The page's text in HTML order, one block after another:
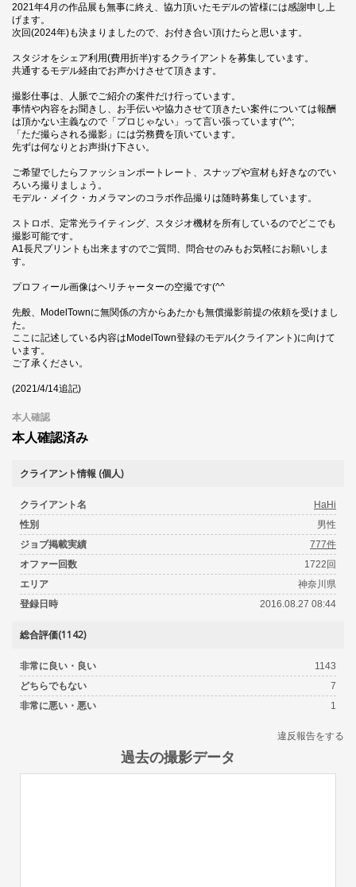
2021年4月の作品展も無事に終え、協力頂いたモデルの皆様には感謝申し上
げます。
次回(2024年)も決まりましたので、お付き合い頂けたらと思います。
スタジオをシェア利用(費用折半)するクライアントを募集しています。
共通するモデル経由でお声かけさせて頂きます。
撮影仕事は、人脈でご紹介の案件だけ行っています。
事情や内容をお聞きし、お手伝いや協力させて頂きたい案件については報酬
は頂かない主義なので「プロじゃない」って言い張っています(^^;
「ただ撮らされる撮影」には労務費を頂いています。
先ずは何なりとお声掛け下さい。
ご希望でしたらファッションポートレート、スナップや宣材も好きなのでい
ろいろ撮りましょう。
モデル・メイク・カメラマンのコラボ作品撮りは随時募集しています。
ストロボ、定常光ライティング、スタジオ機材を所有しているのでどこでも
撮影可能です。
A1長尺プリントも出来ますのでご質問、問合せのみもお気軽にお願いしま
す。
プロフィール画像はヘリチャーターの空撮です(^^
先般、ModelTownに無関係の方からあたかも無償撮影前提の依頼を受けまし
た。
ここに記述している内容はModelTown登録のモデル(クライアント)に向けて
います。
ご了承ください。
(2021/4/14追記)
本人確認
本人確認済み
クライアント情報 (個人)
クライアント名
HaHi
性別
男性
ジョブ掲載実績
777件
オファー回数
1722回
エリア
神奈川県
登録日時
2016.08.27 08:44
総合評価(1142)
非常に良い・良い
1143
どちらでもない
7
非常に悪い・悪い
1
違反報告をする
過去の撮影データ